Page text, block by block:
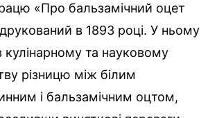
«Про бальзамічний оцет
в 1893 році. У ньому
кулінарному та науковому
різницю між білим
і бальзамічним оцтом,